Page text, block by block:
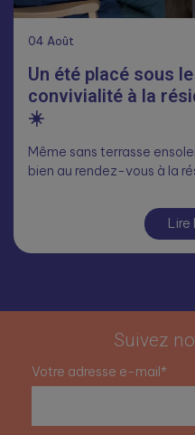
04 Août
Un été placé sous
convivialité à la
☀️
Même sans terrasse
bien au rendez-vous à la
Lire
Suivez
Votre adresse e-mail*